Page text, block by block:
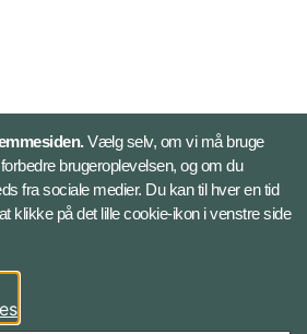
Vælg selv, om vi må bruge
brugeroplevelsen, og om du
fra sociale medier. Du kan til hver en tid
klikke på det lille cookie-ikon i venstre side